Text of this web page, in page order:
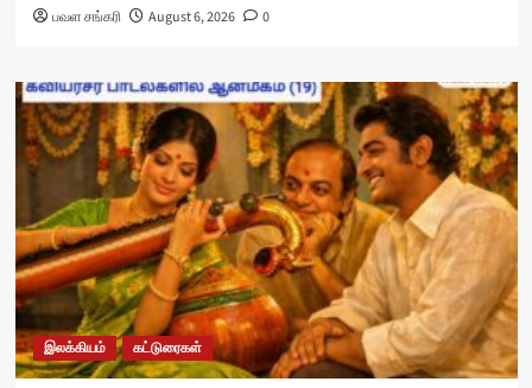
பவள சங்கரி August 6, 2026 0
இலக்கியம் கட்டுரைகள்